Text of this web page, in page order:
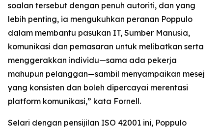
soalan tersebut dengan penuh autoriti, dan yang
lebih penting, ia mengukuhkan peranan Poppulo
dalam membantu pasukan IT, Sumber Manusia,
komunikasi dan pemasaran untuk melibatkan serta
menggerakkan individu—sama ada pekerja
mahupun pelanggan—sambil menyampaikan mesej
yang konsisten dan boleh dipercayai merentasi
platform komunikasi,” kata Fornell.
Selari dengan pensijilan ISO 42001 ini, Poppulo